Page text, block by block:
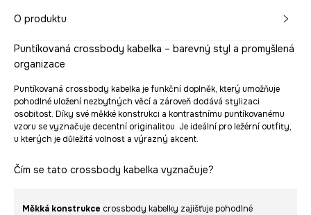
O produktu
Puntíkovaná crossbody kabelka – barevný styl a promyšlená
organizace
Puntíkovaná crossbody kabelka je funkční doplněk, který umožňuje
pohodlné uložení nezbytných věcí a zároveň dodává stylizaci
osobitost. Díky své měkké konstrukci a kontrastnímu puntíkovanému
vzoru se vyznačuje decentní originalitou. Je ideální pro ležérní outfity,
u kterých je důležitá volnost a výrazný akcent.
Čím se tato crossbody kabelka vyznačuje?
Měkká konstrukce crossbody kabelky zajišťuje pohodlné